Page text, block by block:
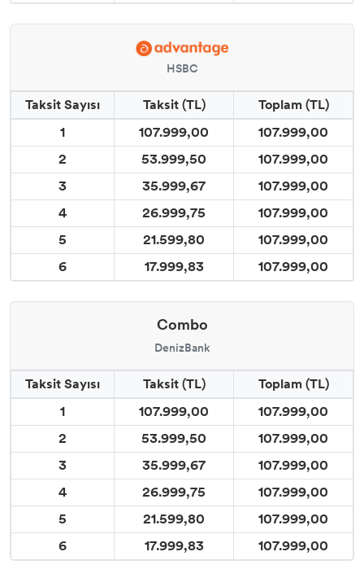
HSBC
Taksit Sayısı Taksit (TL)
Toplam (TL)
1
107.999,00
107.999,00
2
53.999,50
107.999,00
3
35.999,67
107.999,00
4
26.999,75
107.999,00
5
21.599,80
107.999,00
6
17.999,83 107.999,00
Combo
DenizBank
Taksit Sayısı Taksit (TL)
Toplam (TL)
1
107.999,00
107.999,00
2
53.999,50
107.999,00
3
35.999,67
107.999,00
4
26.999,75
107.999,00
5
21.599,80
107.999,00
6
17.999,83 107.999,00